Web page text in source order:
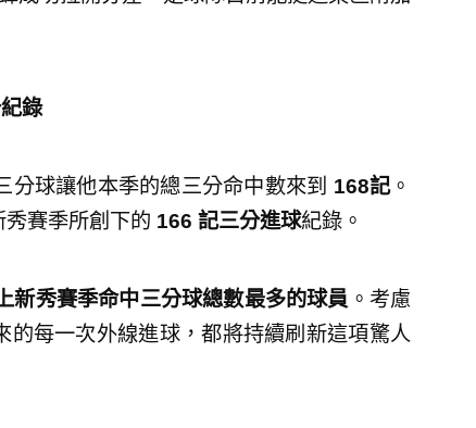
錄
球讓他本季的總三分命中數來到 168記。
賽季所創下的 166 記三分進球紀錄。
新秀賽季命中三分球總數最多的球員 。考慮
每一次外線進球，都將持續刷新這項驚人